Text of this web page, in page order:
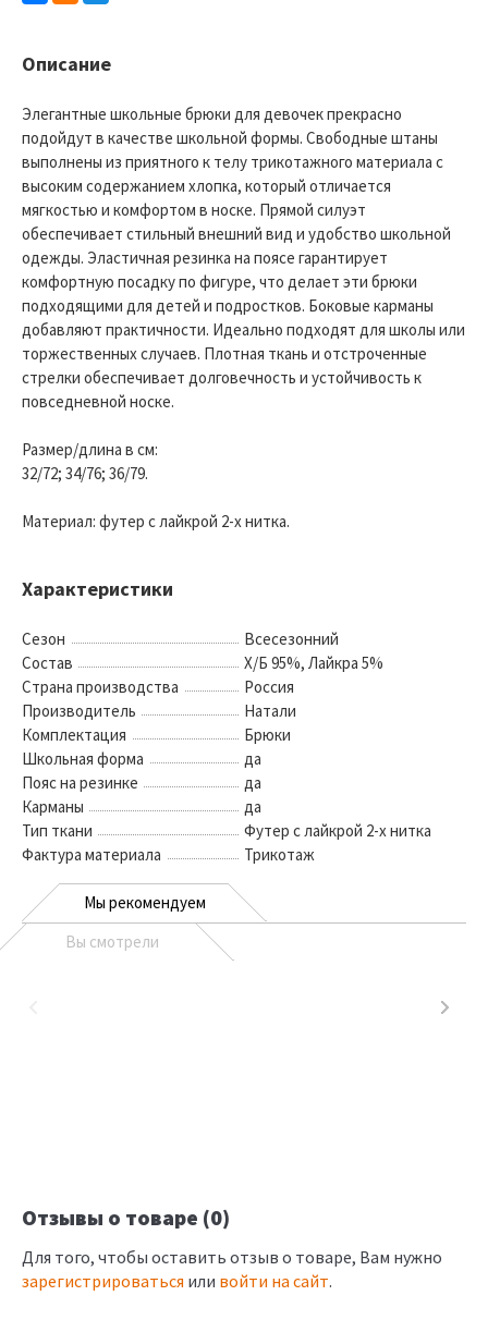
Описание
Элегантные школьные брюки для девочек прекрасно
подойдут в качестве школьной формы. Свободные штаны
выполнены из приятного к телу трикотажного материала с
высоким содержанием хлопка, который отличается
мягкостью и комфортом в носке. Прямой силуэт
обеспечивает стильный внешний вид и удобство школьной
одежды. Эластичная резинка на поясе гарантирует
комфортную посадку по фигуре, что делает эти брюки
подходящими для детей и подростков. Боковые карманы
добавляют практичности. Идеально подходят для школы или
торжественных случаев. Плотная ткань и отстроченные
стрелки обеспечивает долговечность и устойчивость к
повседневной носке.
Размер/длина в см:
32/72; 34/76; 36/79.
Материал: футер с лайкрой 2-х нитка.
Характеристики
Сезон
Всесезонний
Состав
Х/Б 95%, Лайкра 5%
Страна производства
Россия
Производитель
Натали
Комплектация
Брюки
Школьная форма
да
Пояс на резинке
да
Карманы
да
Тип ткани
Футер с лайкрой 2-х нитка
Фактура материала
Трикотаж
Мы рекомендуем
Вы смотрели
Отзывы о товаре (0)
Для того, чтобы оставить отзыв о товаре, Вам нужно
зарегистрироваться или войти на сайт.